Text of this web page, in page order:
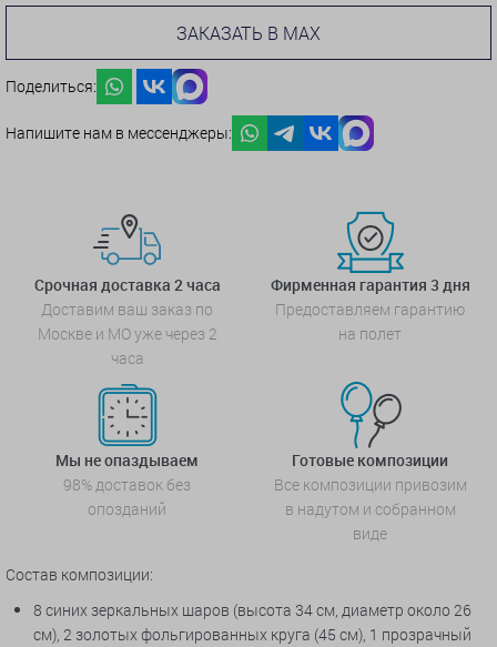
ЗАКАЗАТЬ В MAX
Поделиться:
Напишите нам в мессенджеры:
Срочная доставка 2 часа
Доставим ваш заказ по
Москве и МО уже через 2
часа
Фирменная гарантия 3 дня
Предоставляем гарантию
на полет
Мы не опаздываем
98% доставок без
опозданий
Готовые композиции
Все композиции привозим
в надутом и собранном
виде
Состав композиции:
8 синих зеркальных шаров (высота 34 см, диаметр около 26
см), 2 золотых фольгированных круга (45 см), 1 прозрачный